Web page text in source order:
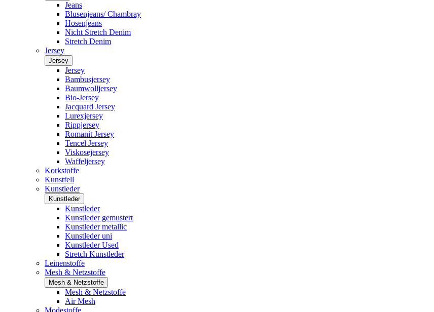
Jeans
Blusenjeans/ Chambray
Hosenjeans
Nicht Stretch Denim
Stretch Denim
Jersey
Jersey
Jersey
Bambusjersey
Baumwolljersey
Bio-Jersey
Jacquard Jersey
Lurexjersey
Rippjersey
Romanit Jersey
Tencel Jersey
Viskosejersey
Waffeljersey
Korkstoffe
Kunstfell
Kunstleder
Kunstleder
Kunstleder
Kunstleder gemustert
Kunstleder metallic
Kunstleder uni
Kunstleder Used
Stretch Kunstleder
Leinenstoffe
Mesh & Netzstoffe
Mesh & Netzstoffe
Mesh & Netzstoffe
Air Mesh
Modestoffe